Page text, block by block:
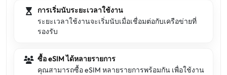
การเริ่มนับระยะเวลาใช้งาน
ระยะเวลาใช้งานจะเริ่มนับเมื่อเชื่อมต่อกับเครือข่ายที่
รองรับ
ซื้อ eSIM ได้หลายรายการ
คุณสามารถซื้อ eSIM หลายรายการพร้อมกัน เพื่อใช้งาน